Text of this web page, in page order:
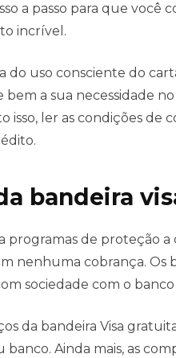
a passo para que você
incrível.
uso consciente do
a sua necessidade
isso, ler as condições de
bandeira
de proteção a
nenhuma cobrança. Os
sociedade com o
da bandeira Visa
Ainda mais, as